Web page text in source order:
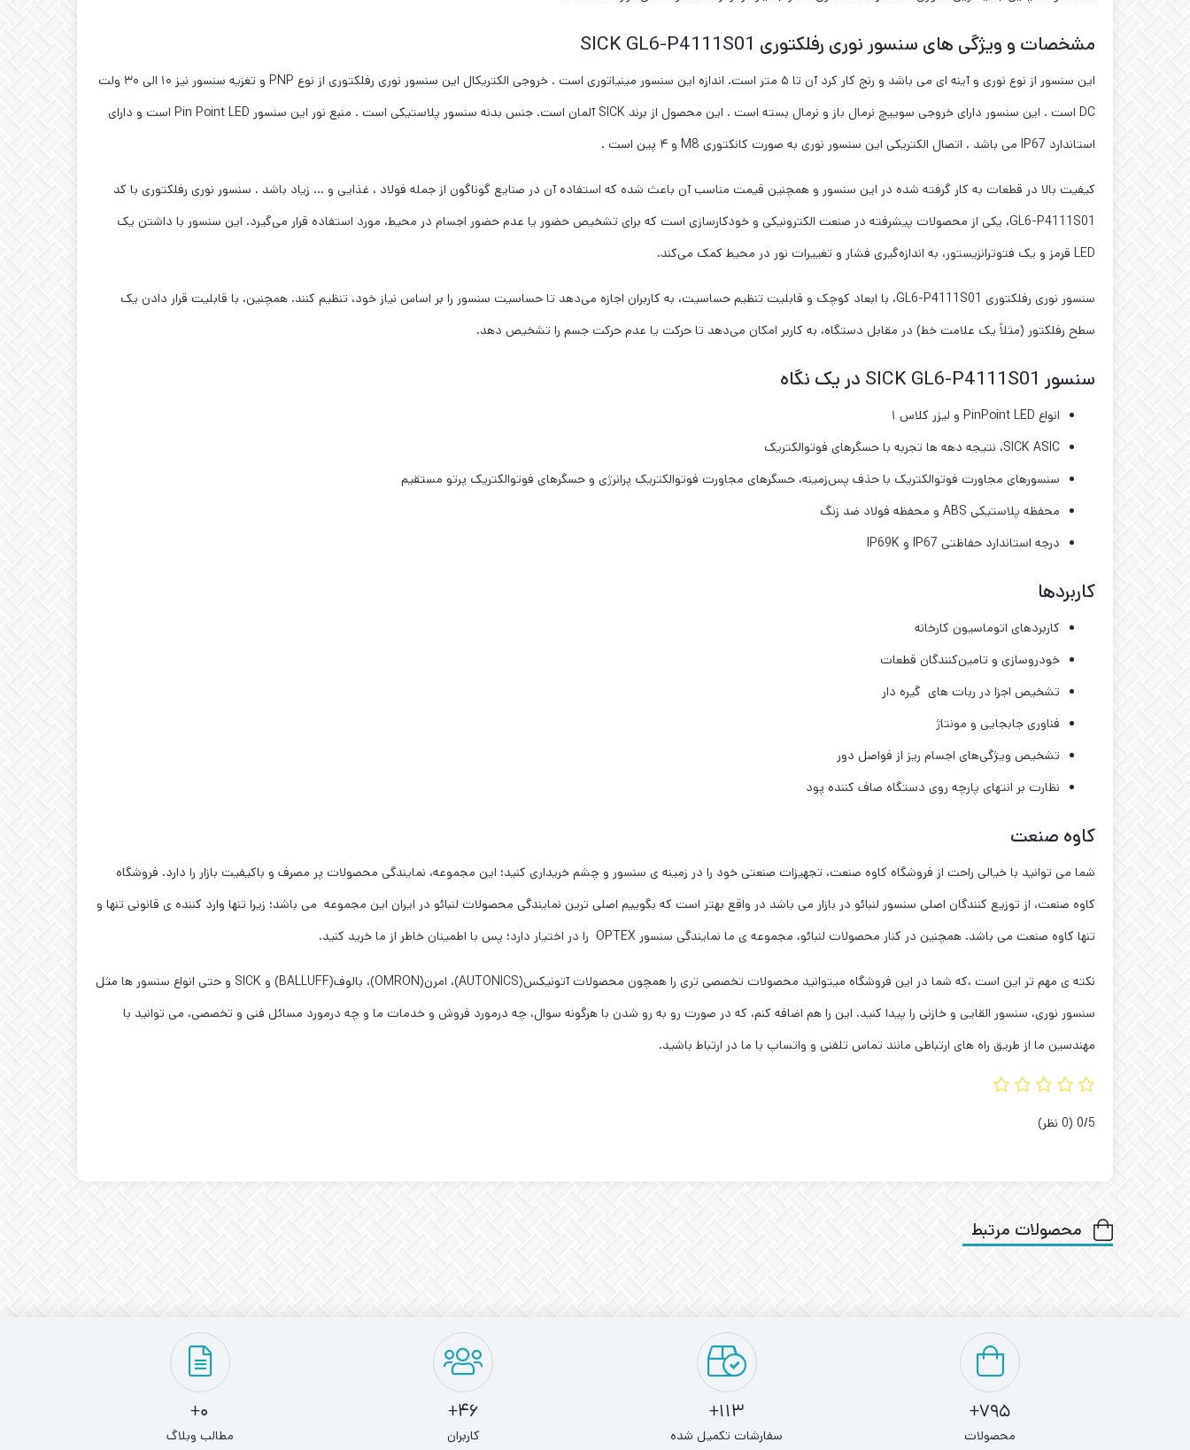
مشخصات و ویژگی های سنسور نوری رفلکتوری SICK GL6-P4111S01
این سنسور از نوع نوری و آینه ای می باشد و رنج کار کرد آن تا ۵ متر است. اندازه این سنسور مینیاتوری است . خروجی الکتریکال این سنسور نوری رفلکتوری از نوع PNP و تغزیه سنسور نیز ۱۰ الی ۳۰ ولت
DC است . این سنسور دارای خروجی سوییچ نرمال باز و نرمال بسته است . این محصول از برند SICK آلمان است. جنس بدنه سنسور پلاستیکی است . منبع نور این سنسور Pin Point LED است و دارای
استاندارد IP67 می باشد . اتصال الکتریکی این سنسور نوری به صورت کانکتوری M8 و ۴ پین است .
کیفیت بالا در قطعات به کار گرفته شده در این سنسور و همچنین قیمت مناسب آن باعث شده که استفاده آن در صنایع گوناگون از جمله فولاد ، غذایی و … زیاد باشد . سنسور نوری رفلکتوری با کد
GL6-P4111S01، یکی از محصولات پیشرفته در صنعت الکترونیکی و خودکارسازی است که برای تشخیص حضور یا عدم حضور اجسام در محیط، مورد استفاده قرار می‌گیرد. این سنسور با داشتن یک
LED قرمز و یک فتوترانزیستور، به اندازه‌گیری فشار و تغییرات نور در محیط کمک می‌کند.
سنسور نوری رفلکتوری GL6-P4111S01، با ابعاد کوچک و قابلیت تنظیم حساسیت، به کاربران اجازه می‌دهد تا حساسیت سنسور را بر اساس نیاز خود، تنظیم کنند. همچنین، با قابلیت قرار دادن یک
سطح رفلکتور (مثلاً یک علامت خط) در مقابل دستگاه، به کاربر امکان می‌دهد تا حرکت یا عدم حرکت جسم را تشخیص دهد.
سنسور SICK GL6-P4111S01 در یک نگاه
انواع PinPoint LED و لیزر کلاس ۱
SICK ASIC، نتیجه دهه ‌ها تجربه با حسگرهای فوتوالکتریک
سنسورهای مجاورت فوتوالکتریک با حذف پس‌زمینه، حسگرهای مجاورت فوتوالکتریک پرانرژی و حسگرهای فوتوالکتریک پرتو مستقیم
محفظه پلاستیکی ABS و محفظه فولاد ضد زنگ
درجه استاندارد حفاظتی IP67 و IP69K
کاربردها
کاربردهای اتوماسیون کارخانه
خودروسازی و تامین‌کنندگان قطعات
تشخیص اجزا در ربات های گیره‌ دار
فناوری جابجایی و مونتاژ
تشخیص ویژگی‌های اجسام ریز از فواصل دور
نظارت بر انتهای پارچه روی دستگاه صاف‌ کننده پود
کاوه صنعت
شما می توانید با خیالی راحت از فروشگاه کاوه صنعت، تجهیزات صنعتی خود را در زمینه ی سنسور و چشم خریداری کنید؛ این مجموعه، نمایندگی محصولات پر مصرف و باکیفیت بازار را دارد. فروشگاه
کاوه صنعت، از توزیع کنندگان اصلی سنسور لنبائو در بازار می باشد در واقع بهتر است که بگوییم اصلی ترین نمایندگی محصولات لنبائو در ایران این مجموعه می باشد؛ زیرا تنها وارد کننده ی قانونی تنها و
تنها کاوه صنعت می باشد. همچنین در کنار محصولات لنبائو، مجموعه ی ما نمایندگی سنسور OPTEX را در اختیار دارد؛ پس با اطمینان خاطر از ما خرید کنید.
نکته ی مهم تر این است ،که شما در این فروشگاه میتوانید محصولات تخصصی تری را همچون محصولات آتونیکس(AUTONICS)، امرن(OMRON)، بالوف(BALLUFF) و SICK و حتی انواع سنسور ها مثل
سنسور نوری، سنسور القایی و خازنی را پیدا کنید. این را هم اضافه کنم، که در صورت رو به رو شدن با هرگونه سوال، چه درمورد فروش و خدمات ما و چه درمورد مسائل فنی و تخصصی، می توانید با
مهندسین ما از طریق راه های ارتباطی مانند تماس تلفنی و واتساپ با ما در ارتباط باشید.
‫0/5 ‫(0 نظر)
محصولات مرتبط
795+
محصولات
113+
سفارشات تکمیل شده
46+
کاربران
0+
مطالب وبلاگ